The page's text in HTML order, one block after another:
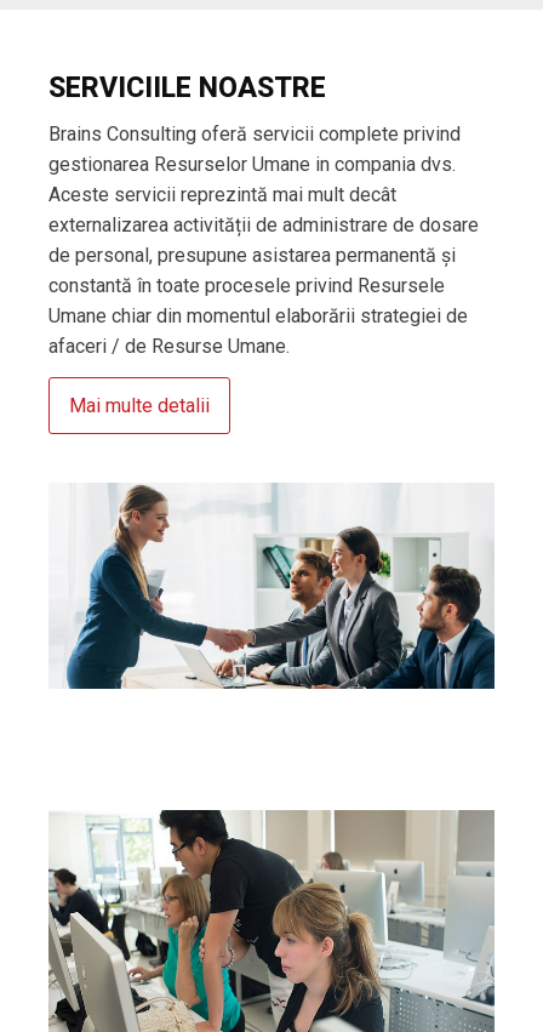
SERVICIILE NOASTRE
Brains Consulting oferă servicii complete privind
gestionarea Resurselor Umane in compania dvs.
Aceste servicii reprezintă mai mult decât
externalizarea activității de administrare de dosare
de personal, presupune asistarea permanentă și
constantă în toate procesele privind Resursele
Umane chiar din momentul elaborării strategiei de
afaceri / de Resurse Umane.
Mai multe detalii